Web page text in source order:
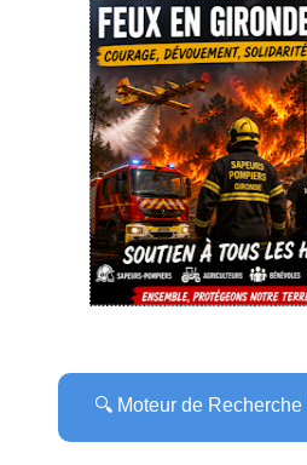
🔍 Moteur de